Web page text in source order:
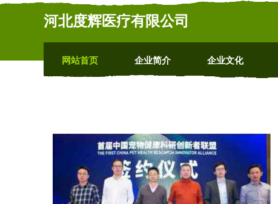
河北度辉医疗有限公司
网站首页 企业简介 企业文化